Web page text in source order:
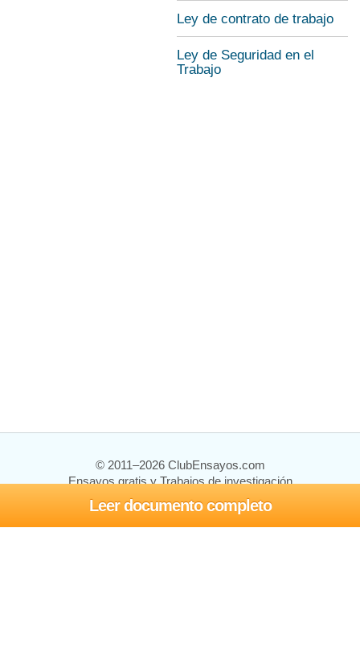
Leer documento completo
Ley de contrato de trabajo
Ley de Seguridad en el
Trabajo
© 2011–2026 ClubEnsayos.com
Ensayos gratis y Trabajos de investigación